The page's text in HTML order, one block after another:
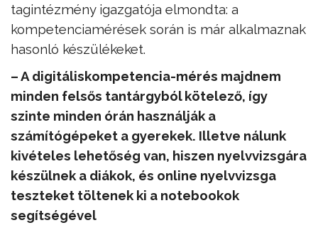
tagintézmény igazgatója elmondta: a
kompetenciamérések során is már alkalmaznak
hasonló készülékeket.
– A digitáliskompetencia-mérés majdnem
minden felsős tantárgyból kötelező, így
szinte minden órán használják a
számítógépeket a gyerekek. Illetve nálunk
kivételes lehetőség van, hiszen nyelvvizsgára
készülnek a diákok, és online nyelvvizsga
teszteket töltenek ki a notebookok
segítségével